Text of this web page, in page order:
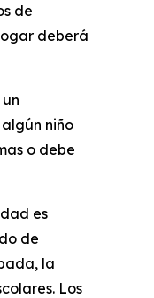
de
deberá
niño
o debe
es
de
la
Los